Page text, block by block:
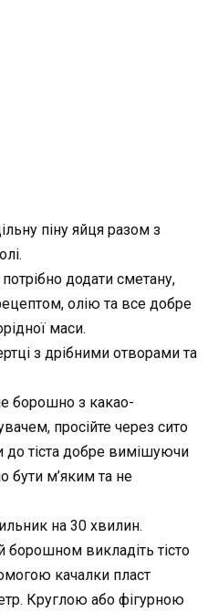
піну яйця разом з
додати сметану,
олію та все добре
маси.
з дрібними отворами та
борошно з какао-
просійте через сито
до тіста добре вимішуючи
бути м’яким та не
на 30 хвилин.
борошном викладіть тісто
качалки пласт
Круглою або фігурною